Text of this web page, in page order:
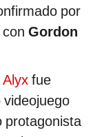
por
Gordon
fue
protagonista